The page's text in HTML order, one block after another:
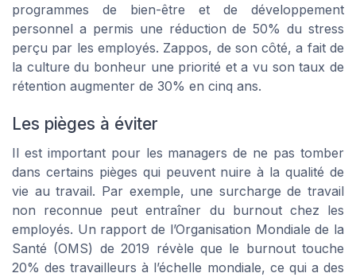
programmes de bien-être et de développement
personnel a permis une réduction de 50% du stress
perçu par les employés. Zappos, de son côté, a fait de
la culture du bonheur une priorité et a vu son taux de
rétention augmenter de 30% en cinq ans.
Les pièges à éviter
Il est important pour les managers de ne pas tomber
dans certains pièges qui peuvent nuire à la qualité de
vie au travail. Par exemple, une surcharge de travail
non reconnue peut entraîner du burnout chez les
employés. Un rapport de l’Organisation Mondiale de la
Santé (OMS) de 2019 révèle que le burnout touche
20% des travailleurs à l’échelle mondiale, ce qui a des